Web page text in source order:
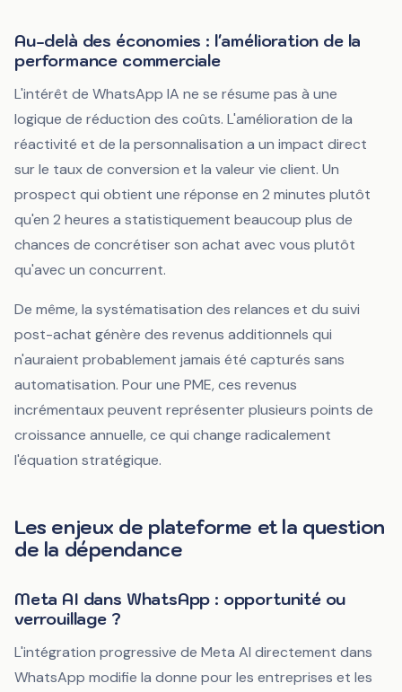
Au-delà des économies : l'amélioration de la
performance commerciale
L'intérêt de WhatsApp IA ne se résume pas à une
logique de réduction des coûts. L'amélioration de la
réactivité et de la personnalisation a un impact direct
sur le taux de conversion et la valeur vie client. Un
prospect qui obtient une réponse en 2 minutes plutôt
qu'en 2 heures a statistiquement beaucoup plus de
chances de concrétiser son achat avec vous plutôt
qu'avec un concurrent.
De même, la systématisation des relances et du suivi
post-achat génère des revenus additionnels qui
n'auraient probablement jamais été capturés sans
automatisation. Pour une PME, ces revenus
incrémentaux peuvent représenter plusieurs points de
croissance annuelle, ce qui change radicalement
l'équation stratégique.
Les enjeux de plateforme et la question
de la dépendance
Meta AI dans WhatsApp : opportunité ou
verrouillage ?
L'intégration progressive de Meta AI directement dans
WhatsApp modifie la donne pour les entreprises et les